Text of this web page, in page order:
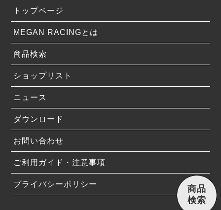
トップページ
MEGAN RACINGとは
商品検索
ショップリスト
ニュース
ダウンロード
お問い合わせ
ご利用ガイド・注意事項
プライバシーポリシー
商品
検索